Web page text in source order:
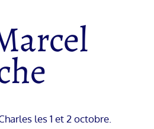
les 1 et 2 octobre.